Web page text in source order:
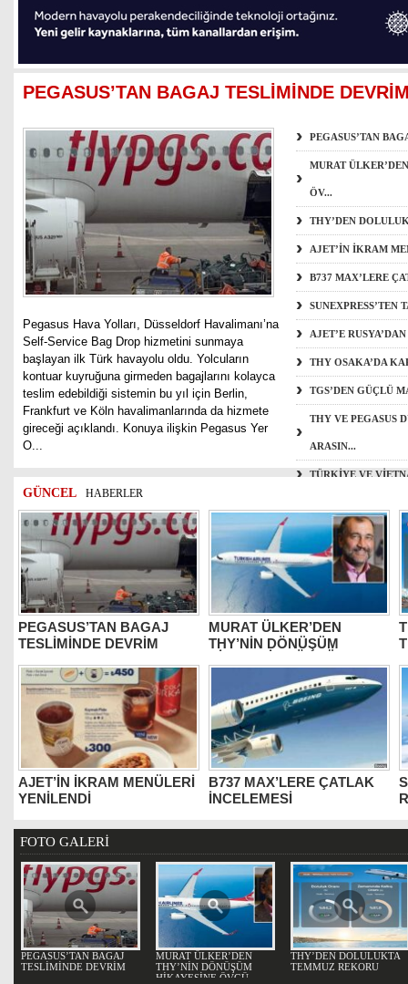
PEGASUS’TAN BAGAJ TESLİMİNDE
Pegasus Hava Yolları, Düsseldorf Havalimanı’na
Self-Service Bag Drop hizmetini sunmaya
başlayan ilk Türk havayolu oldu. Yolcuların
kontuar kuyruğuna girmeden bagajlarını kolayca
teslim edebildiği sistemin bu yıl için Berlin,
Frankfurt ve Köln havalimanlarında da hizmete
gireceği açıklandı. Konuya ilişkin Pegasus Yer
O...
PEGASUS’TAN
MURAT
ÖV...
THY’DEN
AJET’İN İKRAM
B737 MAX’LERE
SUNEXPRESS’TEN
AJET’E
THY OSAKA’DA
TGS’DEN GÜÇLÜ
THY VE PEGASUS
ARASIN...
TÜRKİYE VE
GÜNCEL HABERLER
PEGASUS’TAN BAGAJ
TESLİMİNDE DEVRİM
MURAT ÜLKER’DEN
THY’NİN DÖNÜŞÜM
AJET’İN İKRAM MENÜLERİ
YENİLENDİ
B737 MAX’LERE ÇATLAK
İNCELEMESİ
FOTO GALERİ
PEGASUS’TAN BAGAJ
TESLİMİNDE DEVRİM
MURAT ÜLKER’DEN
THY’NİN DÖNÜŞÜM
HİKAYESİNE ÖVGÜ
THY’DEN DOLULUKTA
TEMMUZ REKORU